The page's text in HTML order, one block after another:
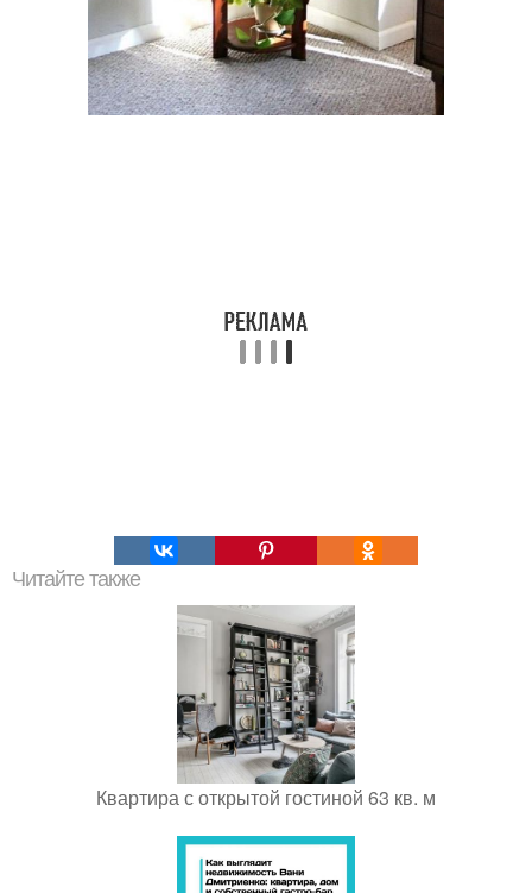
Читайте также
Квартира с открытой гостиной 63 кв. м